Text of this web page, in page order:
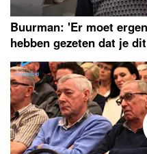
Buurman: 'Er moet
hebben gezeten dat je